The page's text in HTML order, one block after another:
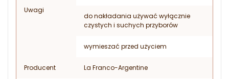
Uwagi
do nakładania używać wyłącznie
czystych i suchych przyborów
wymieszać przed użyciem
Producent La Franco-Argentine